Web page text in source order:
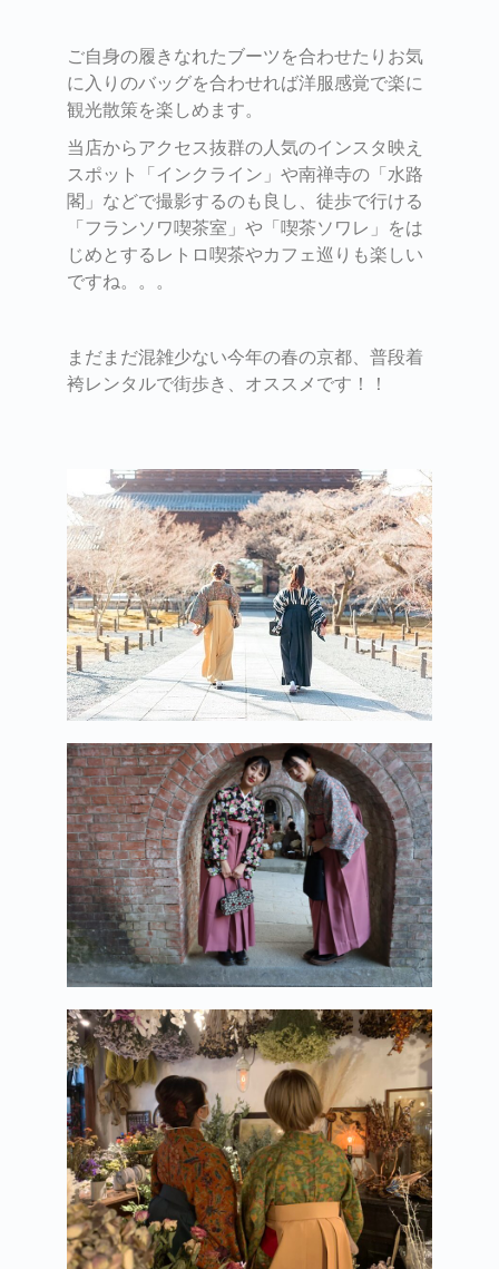
ご自身の履きなれたブーツを合わせたりお気
に入りのバッグを合わせれば洋服感覚で楽に
観光散策を楽しめます。
当店からアクセス抜群の人気のインスタ映え
スポット「インクライン」や南禅寺の「水路
閣」などで撮影するのも良し、徒歩で行ける
「フランソワ喫茶室」や「喫茶ソワレ」をは
じめとするレトロ喫茶やカフェ巡りも楽しい
ですね。。。
まだまだ混雑少ない今年の春の京都、普段着
袴レンタルで街歩き、オススメです！！